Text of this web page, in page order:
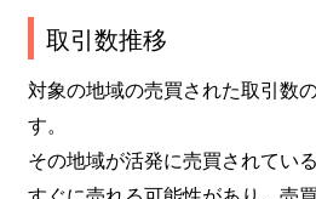
取引数推移
対象の地域の売買された取引数
す。
その地域が活発に売買されてい